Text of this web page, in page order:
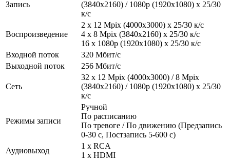
Запись
(3840x2160) / 1080p (1920х1080) x 25/30
к/с
Воспроизведение
2 x 12 Mpix (4000x3000) х 25/30 к/с
4 x 8 Mpix (3840х2160) х 25/30 к/с
16 х 1080р (1920х1080) х 25/30 к/с
Входной поток
320 Мбит/с
Выходной поток
256 Мбит/с
Сеть
32 х 12 Mpix (4000x3000) / 8 Mpix
(3840x2160) / 1080p (1920х1080) x 25/30
к/с
Режимы записи
Ручной
По расписанию
По тревоге / По движению (Предзапись
0-30 с, Постзапись 5-600 с)
Аудиовыход
1 x RCA
1 x HDMI